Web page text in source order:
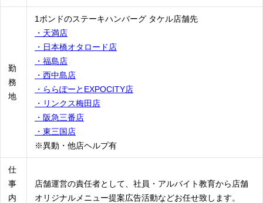
勤
務
地
1ポンドのステーキハンバーグ タケル店舗先
・天満店
・日本橋オタロード店
・福島店
・西中島店
・ららぽーとEXPOCITY店
・リンクス梅田店
・阪急三番店
・東三国店
※異動・他店ヘルプ有
仕
事
内
店舗運営の責任者として、社員・アルバイト教育から店舗
オリジナルメニュー提案広告活動などお任せ致します。